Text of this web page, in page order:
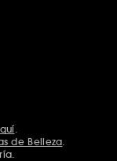
de Belleza